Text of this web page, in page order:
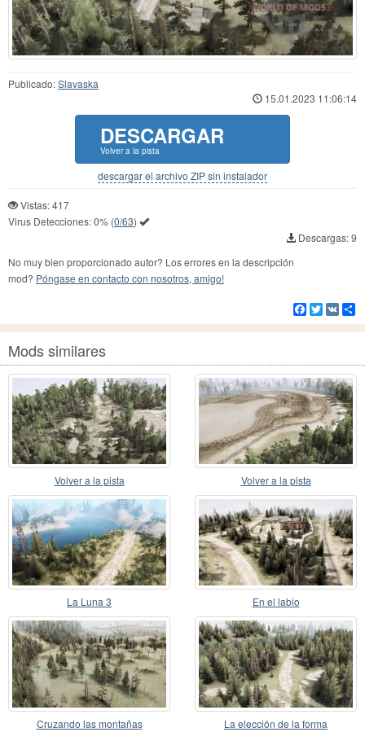
Publicado:Slavaska
15.01.2023 11:06:14
DESCARGAR
Volver a la pista
descargar el archivo ZIP sin instalador
Vistas: 417
Virus Detecciones:0% (0/63)
Descargas: 9
No muy bien proporcionado autor? Los errores en la descripción
mod? Póngase en contacto con nosotros, amigo!
Facebook
Twitter
VK
Mods similares
Volver a la pista Volver a la pista
La Luna 3 En el labio
Cruzando las montañas La elección de la forma